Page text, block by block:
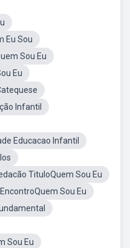
Eu Sou
Sou Eu
Eu
Infantil
Educacao Infantil
TituloQuem Sou Eu
Sou Eu
Sou Eu